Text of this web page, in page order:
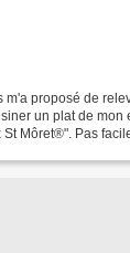
m'a proposé de
un plat de
Môret®". Pas